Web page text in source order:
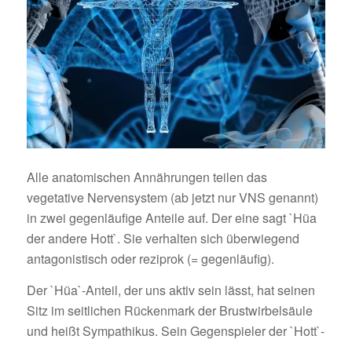
Alle anatomischen Annährungen teilen das
vegetative Nervensystem (ab jetzt nur VNS genannt)
in zwei gegenläufige Anteile auf. Der eine sagt `Hüa
der andere Hott`. Sie verhalten sich überwiegend
antagonistisch oder reziprok (= gegenläufig).
Der `Hüa`-Anteil, der uns aktiv sein lässt, hat seinen
Sitz im seitlichen Rückenmark der Brustwirbelsäule
und heißt Sympathikus. Sein Gegenspieler der `Hott`-